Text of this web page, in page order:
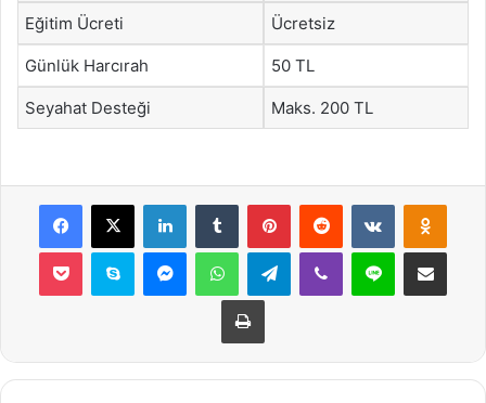
Eğitim Ücreti Ücretsiz
Günlük Harcırah 50 TL
Seyahat Desteği Maks. 200 TL
Facebook
X LinkedInTumblr PinterestReddit VKontakte
Pocket Skype MessengerWhatsAppTelegramViber Line E-Posta ile
Yazdır